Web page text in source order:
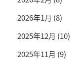
2026年1月 (8)
2025年12月 (10)
2025年11月 (9)